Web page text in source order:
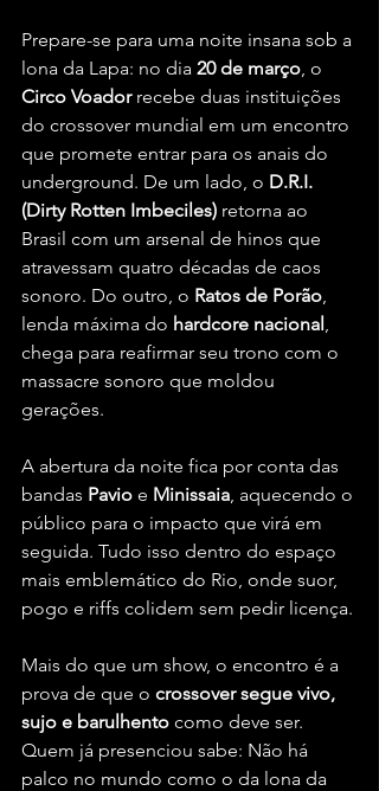
Prepare-se para uma noite insana sob a
lona da Lapa: no dia 20 de março, o
Circo Voador recebe duas instituições
do crossover mundial em um encontro
que promete entrar para os anais do
underground. De um lado, o D.R.I.
(Dirty Rotten Imbeciles) retorna ao
Brasil com um arsenal de hinos que
atravessam quatro décadas de caos
sonoro. Do outro, o Ratos de Porão,
lenda máxima do hardcore nacional,
chega para reafirmar seu trono com o
massacre sonoro que moldou
gerações.
A abertura da noite fica por conta das
bandas Pavio e Minissaia, aquecendo o
público para o impacto que virá em
seguida. Tudo isso dentro do espaço
mais emblemático do Rio, onde suor,
pogo e riffs colidem sem pedir licença.
Mais do que um show, o encontro é a
prova de que o crossover segue vivo,
sujo e barulhento como deve ser.
Quem já presenciou sabe: Não há
palco no mundo como o da lona da